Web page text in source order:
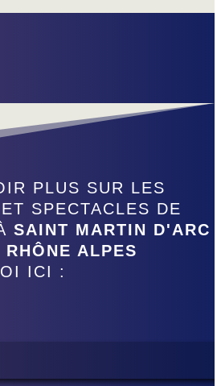
PLUS SUR LES
SPECTACLES DE
SAINT MARTIN D'ARC
RHÔNE ALPES
ICI :